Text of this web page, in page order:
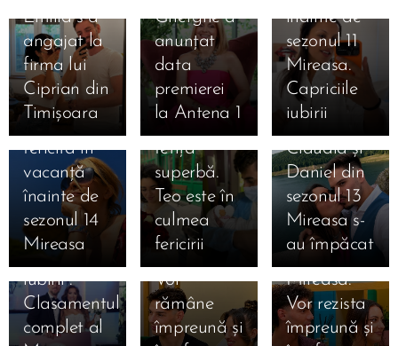
Emilia s-a
angajat la
firma lui
Ciprian din
Timișoara
Gherghe a
anunțat
data
premierei
la Antena 1
înainte de
sezonul 11
Mireasa.
Capriciile
iubirii
31.07.2026
Simona
Gherghe,
extrem de
fericită în
vacanță
înainte de
sezonul 14
Mireasa
31.07.2026
Liliana din
sezonul 11
Mireasa a
născut o
fetiță
superbă.
Teo este în
culmea
fericirii
Claudia și
Daniel din
sezonul 13
Mireasa s-
au împăcat
17.07.2026
Ema și
Alan au
câștigat
Mireasa,
sezonul 13
„Meciul
iubirii”.
Clasamentul
complet al
16.07.2026
Daniela și
Mihai
după
Mireasa.
Vor
rămâne
împreună și
16.07.2026
Denis și
Bianca
după
Mireasa.
Vor rezista
împreună și
16.07.2026
Ioana din
16.07.2026
Bia și-a
ales
favoriții
16.07.2026
Mihaela a
anunțat că
a divorțat
oficial de